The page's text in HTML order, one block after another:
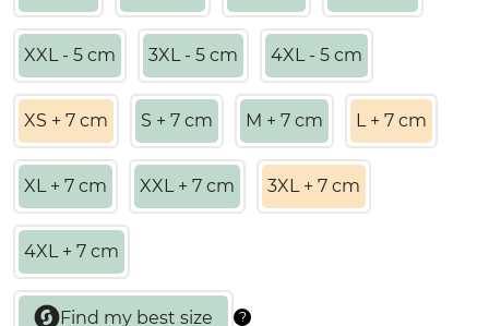
XXL - 5 cm 3XL - 5 cm 4XL - 5 cm
XS + 7 cm S + 7 cm M + 7 cm L + 7 cm
XL + 7 cm XXL + 7 cm 3XL + 7 cm
4XL + 7 cm